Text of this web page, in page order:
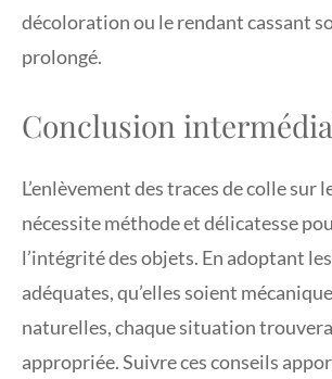
décoloration ou le rendant cassant
prolongé.
Conclusion
L’enlèvement des traces de colle sur
nécessite méthode et délicatesse
l’intégrité des objets. En adoptant
adéquates, qu’elles soient
naturelles, chaque situation
appropriée. Suivre ces conseils